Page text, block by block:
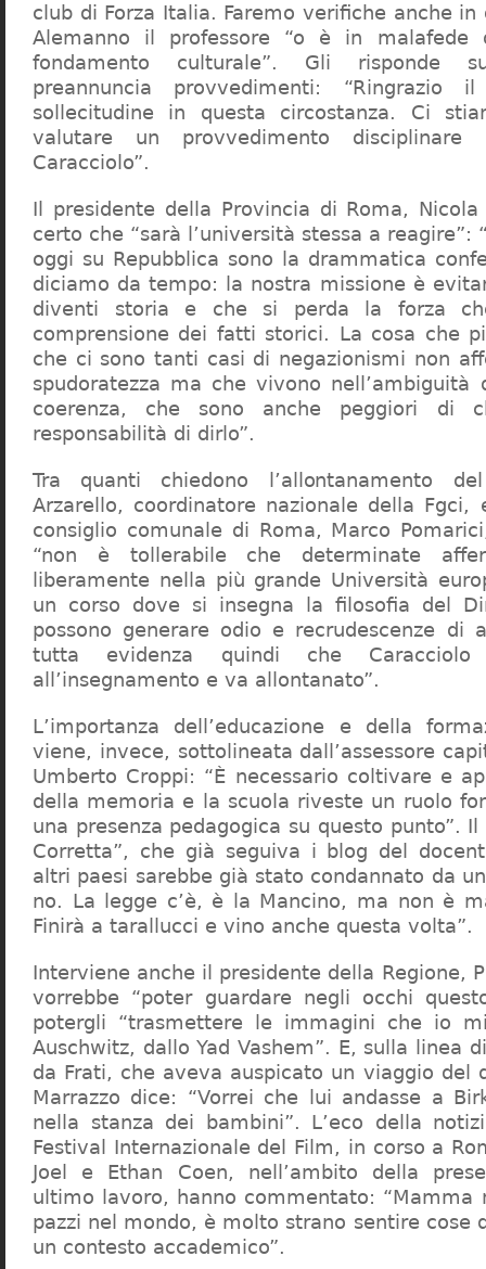
club di Forza Italia. Faremo verifiche anche in
Alemanno il professore “o è in malafede
fondamento culturale”. Gli risponde
preannuncia provvedimenti:
sollecitudine in questa circostanza. Ci
valutare un provvedimento
Caracciolo”.
Il presidente della Provincia di Roma,
certo che “sarà l’università stessa a reagire”:
oggi su Repubblica sono la drammatica
diciamo da tempo: la nostra missione è
diventi storia e che si perda la forza
comprensione dei fatti storici. La cosa che
che ci sono tanti casi di negazionismi non
spudoratezza ma che vivono nell’ambiguità
coerenza, che sono anche peggiori di
responsabilità di dirlo”.
Tra quanti chiedono l’allontanamento
Arzarello, coordinatore nazionale della
consiglio comunale di Roma, Marco
“non è tollerabile che determinate
liberamente nella più grande Università
un corso dove si insegna la filosofia del
possono generare odio e recrudescenze di
tutta evidenza quindi che
all’insegnamento e va allontanato”.
L’importanza dell’educazione e della
viene, invece, sottolineata dall’assessore
Umberto Croppi: “È necessario coltivare e
della memoria e la scuola riveste un ruolo
una presenza pedagogica su questo punto”.
Corretta”, che già seguiva i blog del
altri paesi sarebbe già stato condannato da
no. La legge c’è, è la Mancino, ma non è
Finirà a tarallucci e vino anche questa volta”.
Interviene anche il presidente della Regione,
vorrebbe “poter guardare negli occhi
potergli “trasmettere le immagini che io
Auschwitz, dallo Yad Vashem”. E, sulla linea
da Frati, che aveva auspicato un viaggio del
Marrazzo dice: “Vorrei che lui andasse a
nella stanza dei bambini”. L’eco della
Festival Internazionale del Film, in corso a
Joel e Ethan Coen, nell’ambito della
ultimo lavoro, hanno commentato: “Mamma
pazzi nel mondo, è molto strano sentire cose
un contesto accademico”.